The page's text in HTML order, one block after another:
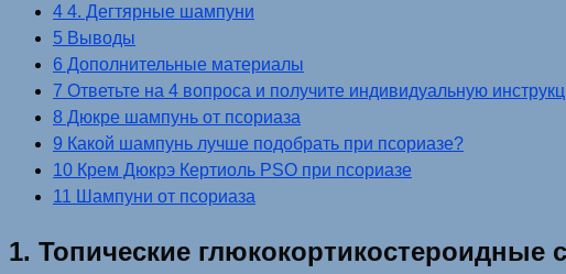
4 4. Дегтярные шампуни
5 Выводы
6 Дополнительные материалы
7 Ответьте на 4 вопроса и получите индивидуальную
8 Дюкре шампунь от псориаза
9 Какой шампунь лучше подобрать при псориазе?
10 Крем Дюкрэ Кертиоль PSO при псориазе
11 Шампуни от псориаза
1. Топические глюкокортикостероидные